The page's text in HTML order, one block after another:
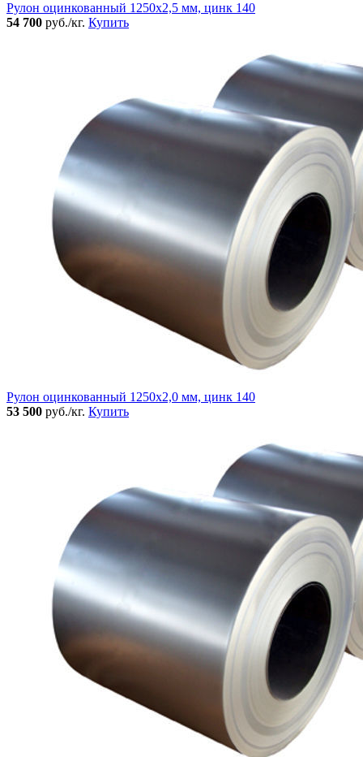
Рулон оцинкованный 1250х2,5 мм, цинк 140
54 700 руб./кг. Купить
Рулон оцинкованный 1250х2,0 мм, цинк 140
53 500 руб./кг. Купить